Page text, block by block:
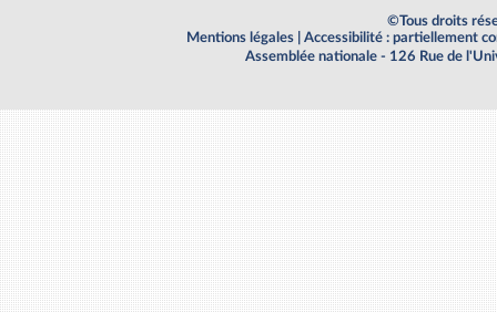
©Tous droits
Mentions légales
Accessibilité : partiellement
Assemblée nationale - 126 Rue de